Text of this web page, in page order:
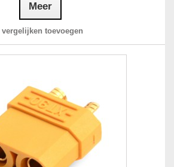
Meer
vergelijken toevoegen